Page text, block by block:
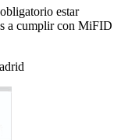
estar
a cumplir con MiFID